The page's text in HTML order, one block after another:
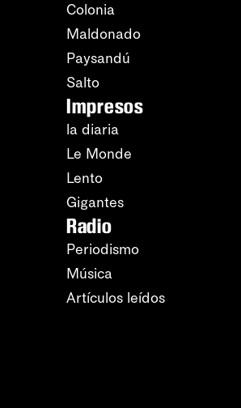
Colonia
Maldonado
Paysandú
Salto
Impresos
la diaria
Le Monde
Lento
Gigantes
Radio
Periodismo
Música
Artículos leídos